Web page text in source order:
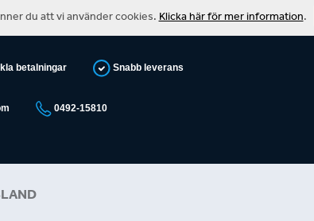
betalningar Snabb leverans
0492-15810
du att vi använder cookies. Klicka här för mer information.